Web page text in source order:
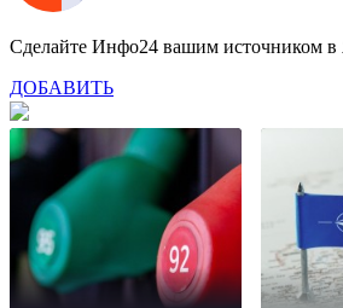
Сделайте Инфо24 вашим источником в
ДОБАВИТЬ